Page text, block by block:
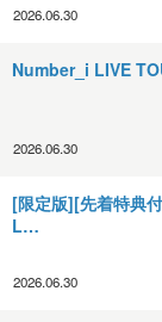
2026.06.30
Number_i LIVE
2026.06.30
[限定版][先着特典
L…
2026.06.30